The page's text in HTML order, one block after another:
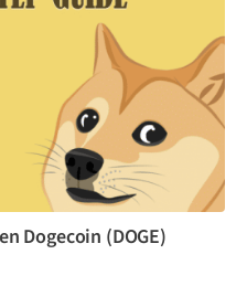
Dogecoin (DOGE)